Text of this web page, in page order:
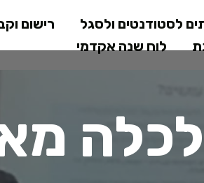
לתוכן
המרכזי
לסטודנטים ולסגל רישום
לוח שנה אקדמי